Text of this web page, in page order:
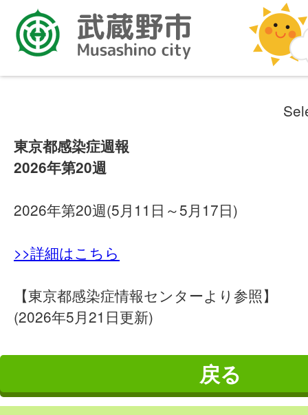
東京都感染症週報
2026年第20週
2026年第20週(5月11日～5月17日)
>>詳細はこちら
【東京都感染症情報センターより参照】
(2026年5月21日更新)
戻る